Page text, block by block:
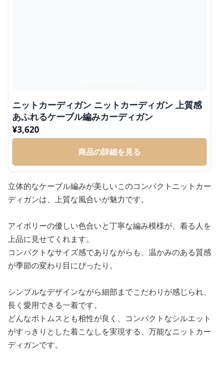
ニットカーディガン ニットカーディガン 上質感
あふれるケーブル編みカーディガン
¥3,620
商品の詳細を見る
立体的なケーブル編みが美しいこのコンパクトニットカー
ディガンは、上質な風合いが魅力です。
アイボリーの優しい色合いと丁寧な編み模様が、着る人を
上品に見せてくれます。
コンパクトなサイズ感でありながらも、温かみのある質感
が季節の変わり目にぴったり。
シンプルなデザインながら細部までこだわりが感じられ、
長く愛用できる一着です。
どんなボトムスとも相性が良く、コンパクトなシルエット
がすっきりとした着こなしを実現する、万能なニットカー
ディガンです。